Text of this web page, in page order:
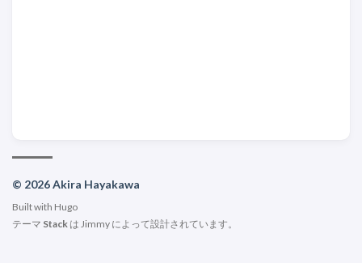
© 2026 Akira Hayakawa
Built with Hugo
テーマ Stack は Jimmy によって設計されています。